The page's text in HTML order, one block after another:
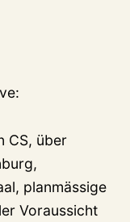
CS, über
planmässige
Voraussicht